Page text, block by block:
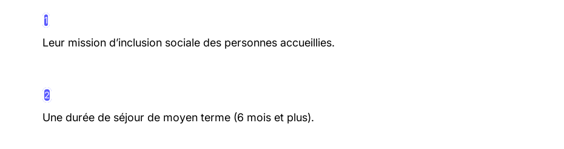
1
Leur mission d’inclusion sociale des personnes accueillies.
2
Une durée de séjour de moyen terme (6 mois et plus).